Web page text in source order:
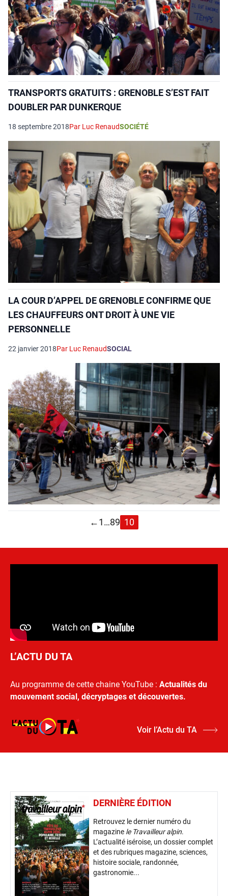
TRANSPORTS GRATUITS : GRENOBLE S’EST FAIT
DOUBLER PAR DUNKERQUE
18 septembre 2018Par Luc RenaudSOCIÉTÉ
LA COUR D’APPEL DE GRENOBLE CONFIRME QUE
LES CHAUFFEURS ONT DROIT À UNE VIE
PERSONNELLE
22 janvier 2018Par Luc RenaudSOCIAL
←1…89 10
L’ACTU DU TA
Au programme de cette chaine YouTube : Actualités du
mouvement social, décryptages et découvertes.
Voir l’Actu du TA
DERNIÈRE ÉDITION
Retrouvez le dernier numéro du
magazine le Travailleur alpin.
L’actualité iséroise, un dossier complet
et des rubriques magazine, sciences,
histoire sociale, randonnée,
gastronomie...